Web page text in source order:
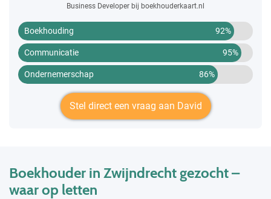
Business Developer bij boekhouderkaart.nl
Boekhouding 92%
Communicatie 95%
Ondernemerschap 86%
Stel direct een vraag aan David
Boekhouder in Zwijndrecht gezocht –
waar op letten